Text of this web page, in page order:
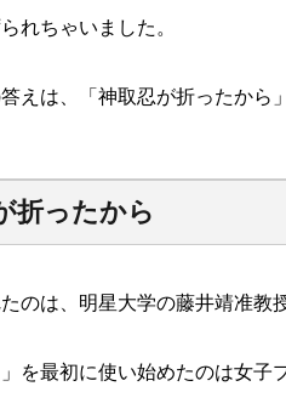
れちゃいました。
えは、「神取忍が折ったから」
折ったから
のは、明星大学の藤井靖准教授
」を最初に使い始めたのは女子